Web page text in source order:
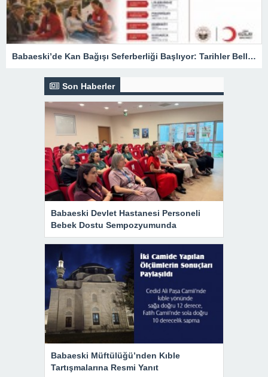
Babaeski’de Kan Bağışı Seferberliği Başlıyor: Tarihler Belli Oldu
Son Haberler
Babaeski Devlet Hastanesi Personeli
Bebek Dostu Sempozyumunda
Babaeski Müftülüğü’nden Kıble
Tartışmalarına Resmi Yanıt